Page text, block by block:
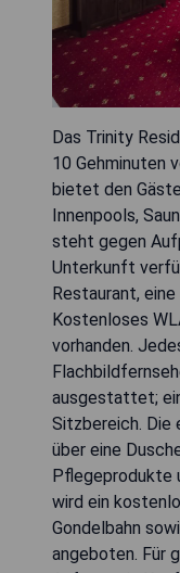
Das Trinity
10 Gehminuten
bietet den
Innenpools,
steht gegen
Unterkunft
Restaurant,
Kostenloses
vorhanden.
ausgestattet;
Sitzbereich. Die
über eine
Pflegeprodukte
wird ein
Gondelbahn
angeboten. Für